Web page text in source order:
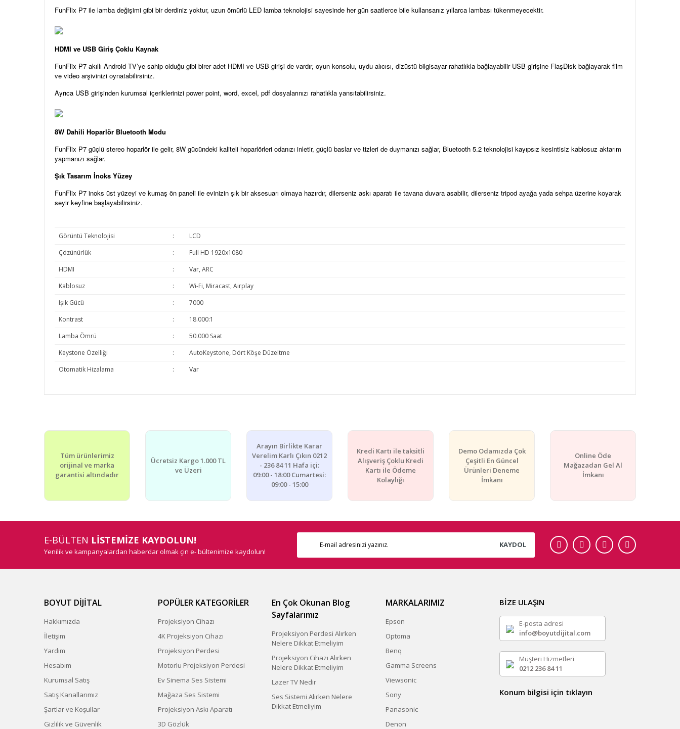
FunFlix P7 ile lamba değişimi gibi bir derdiniz yoktur, uzun ömürlü LED lamba teknolojisi sayesinde her gün saatlerce bile kullansanız yıllarca lambası tükenmeyecektir.
HDMI ve USB Giriş Çoklu Kaynak
FunFlix P7 akıllı Android TV’ye sahip olduğu gibi birer adet HDMI ve USB girişi de vardır, oyun konsolu, uydu alıcısı, dizüstü bilgisayar rahatlıkla bağlayabilir USB girişine FlaşDisk bağlayarak film
ve video arşivinizi oynatabilirsiniz.
Ayrıca USB girişinden kurumsal içeriklerinizi power point, word, excel, pdf dosyalarınızı rahatlıkla yansıtabilirsiniz.
8W Dahili Hoparlör Bluetooth Modu
FunFlix P7 güçlü stereo hoparlör ile gelir, 8W gücündeki kaliteli hoparlörleri odanızı inletir, güçlü baslar ve tizleri de duymanızı sağlar, Bluetooth 5.2 teknolojisi kayıpsız kesintisiz kablosuz aktarım
yapmanızı sağlar.
Şık Tasarım İnoks Yüzey
FunFlix P7 inoks üst yüzeyi ve kumaş ön paneli ile evinizin şık bir aksesuarı olmaya hazırdır, dilerseniz askı aparatı ile tavana duvara asabilir, dilerseniz tripod ayağa yada sehpa üzerine koyarak
seyir keyfine başlayabilirsiniz.
Görüntü Teknolojisi :
LCD
Çözünürlük
:
Full HD 1920x1080
HDMI
:
Var, ARC
Kablosuz
:
Wi-Fi, Miracast, Airplay
Işık Gücü
:
7000
Kontrast
:
18.000:1
Lamba Ömrü
:
50.000 Saat
Keystone Özelliği
:
AutoKeystone, Dört Köşe Düzeltme
Otomatik Hizalama
: Var
Yorum Yaz
Ürün açıklamasında eksik bilgiler bulunuyor.
Ürün bilgilerinde hatalar bulunuyor.
Bu ürüne benzer farklı alternatifler olmalı.
Gönder
Tüm ürünlerimiz
orijinal ve marka
garantisi altındadır
Ücretsiz Kargo 1.000 TL
ve Üzeri
Arayın Birlikte Karar
Verelim Karlı Çıkın 0212
- 236 84 11 Hafa içi:
09:00 - 18:00 Cumartesi:
09:00 - 15:00
Kredi Kartı ile taksitli
Alışveriş Çoklu Kredi
Kartı ile Ödeme
Kolaylığı
Demo Odamızda Çok
Çeşitli En Güncel
Ürünleri Deneme
İmkanı
Online Öde
Mağazadan Gel Al
İmkanı
E-BÜLTEN LİSTEMİZE KAYDOLUN!
Yenilik ve kampanyalardan haberdar olmak çin e- bültenimize kaydolun!
KAYDOL
BOYUT DİJİTAL
Hakkımızda
İletişim
Yardım
Hesabım
Kurumsal Satış
Satış Kanallarımız
Şartlar ve Koşullar
Gizlilik ve Güvenlik
POPÜLER KATEGORİLER
Projeksiyon Cihazı
4K Projeksiyon Cihazı
Projeksiyon Perdesi
Motorlu Projeksiyon Perdesi
Ev Sinema Ses Sistemi
Mağaza Ses Sistemi
Projeksiyon Askı Aparatı
3D Gözlük
En Çok Okunan Blog
Sayfalarımız
Projeksiyon Perdesi Alırken
Nelere Dikkat Etmeliyim
Projeksiyon Cihazı Alırken
Nelere Dikkat Etmeliyim
Lazer TV Nedir
Ses Sistemi Alırken Nelere
Dikkat Etmeliyim
MARKALARIMIZ
Epson
Optoma
Benq
Gamma Screens
Viewsonic
Sony
Panasonic
Denon
BİZE ULAŞIN
E-posta adresi
info@boyutdijital.com
Müşteri Hizmetleri
0212 236 84 11
Konum bilgisi için tıklayın